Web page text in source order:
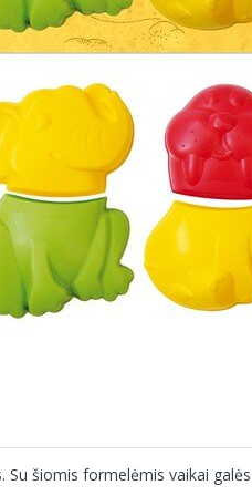
šiomis formelėmis vaikai